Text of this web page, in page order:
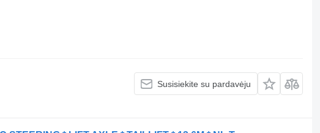
Susisiekite su pardavėju